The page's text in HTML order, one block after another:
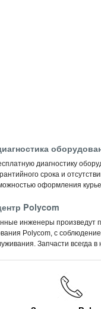
диагностику
срока и
оформления
Polycom
инженеры произведут
Polycom, c
Запчасти всегда в